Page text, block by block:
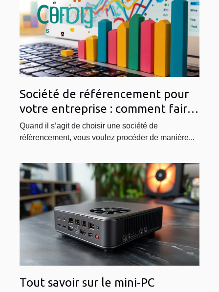
Société de référencement pour
votre entreprise : comment faire
le bon choix ?
Quand il s’agit de choisir une société de
référencement, vous voulez procéder de manière...
Tout savoir sur le mini-PC